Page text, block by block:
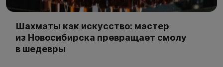
Шахматы как искусство: мастер
из Новосибирска превращает смолу
в шедевры